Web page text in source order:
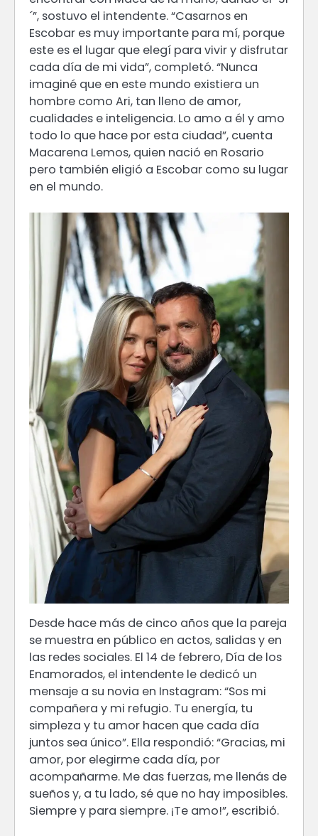
´”, sostuvo el intendente. “Casarnos en
Escobar es muy importante para mí, porque
este es el lugar que elegí para vivir y disfrutar
cada día de mi vida”, completó. “Nunca
imaginé que en este mundo existiera un
hombre como Ari, tan lleno de amor,
cualidades e inteligencia. Lo amo a él y amo
todo lo que hace por esta ciudad”, cuenta
Macarena Lemos, quien nació en Rosario
pero también eligió a Escobar como su lugar
en el mundo.
Desde hace más de cinco años que la pareja
se muestra en público en actos, salidas y en
las redes sociales. El 14 de febrero, Día de los
Enamorados, el intendente le dedicó un
mensaje a su novia en Instagram: “Sos mi
compañera y mi refugio. Tu energía, tu
simpleza y tu amor hacen que cada día
juntos sea único”. Ella respondió: “Gracias, mi
amor, por elegirme cada día, por
acompañarme. Me das fuerzas, me llenás de
sueños y, a tu lado, sé que no hay imposibles.
Siempre y para siempre. ¡Te amo!”, escribió.